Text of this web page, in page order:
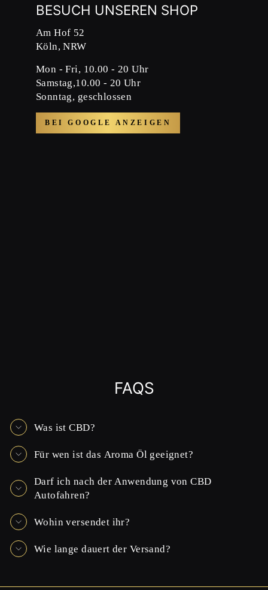
BESUCH UNSEREN SHOP
Am Hof 52
Köln, NRW
Mon - Fri, 10.00 - 20 Uhr
Samstag,10.00 - 20 Uhr
Sonntag, geschlossen
BEI GOOGLE ANZEIGEN
FAQS
Was ist CBD?
Für wen ist das Aroma Öl geeignet?
Darf ich nach der Anwendung von CBD
Autofahren?
Wohin versendet ihr?
Wie lange dauert der Versand?